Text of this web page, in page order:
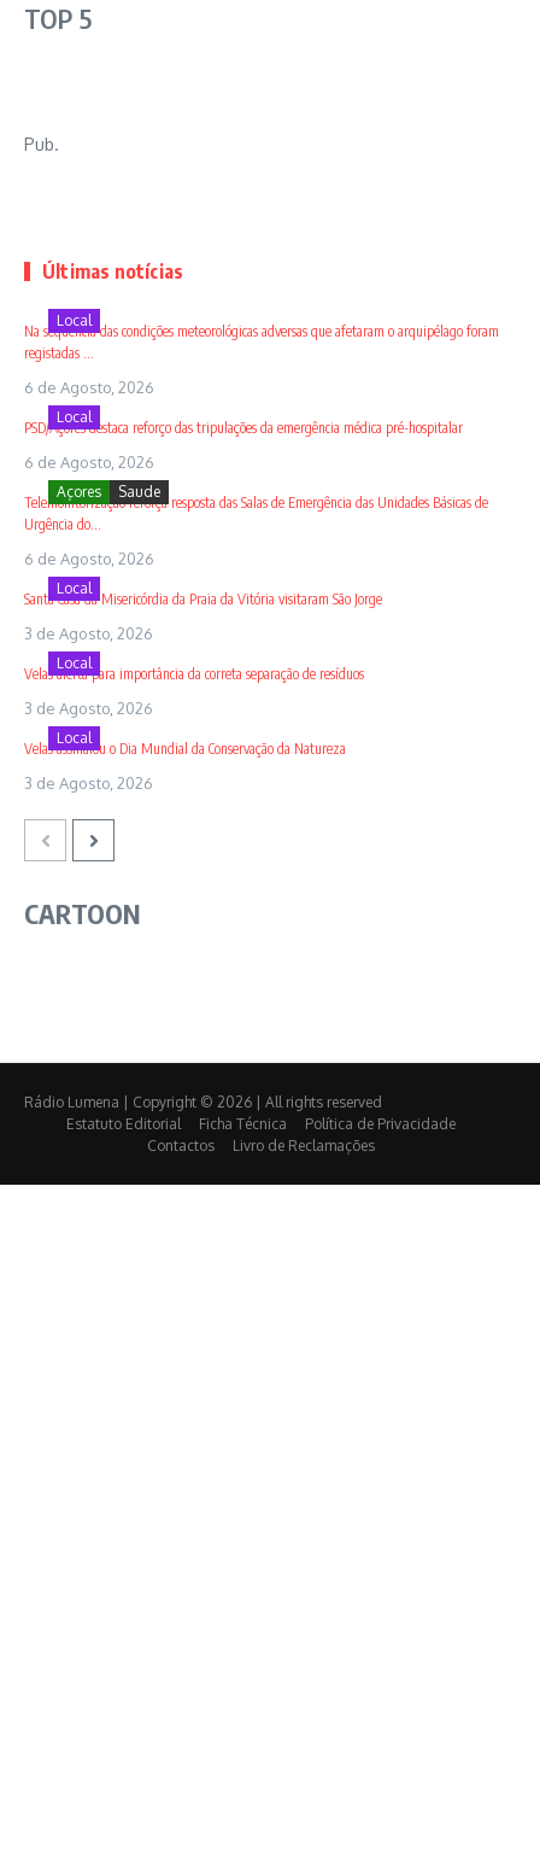
TOP 5
Pub.
Últimas notícias
Local
Na sequência das condições meteorológicas adversas que afetaram o arquipélago foram
registadas ...
6 de Agosto, 2026
Local
PSD/Açores destaca reforço das tripulações da emergência médica pré-hospitalar
6 de Agosto, 2026
Açores Saude
Telemonitorização reforça resposta das Salas de Emergência das Unidades Básicas de
Urgência do...
6 de Agosto, 2026
Local
Santa Casa da Misericórdia da Praia da Vitória visitaram São Jorge
3 de Agosto, 2026
Local
Velas alerta para importância da correta separação de resíduos
3 de Agosto, 2026
Local
Velas assinalou o Dia Mundial da Conservação da Natureza
3 de Agosto, 2026
CARTOON
Rádio Lumena | Copyright © 2026 | All rights reserved
Estatuto Editorial
Ficha Técnica
Política de Privacidade
Contactos
Livro de Reclamações